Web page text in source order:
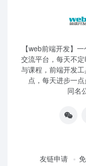
【web前端开发】
交流平台，每天不
与课程，前端开发
点，每天进步一
同名
友链申请